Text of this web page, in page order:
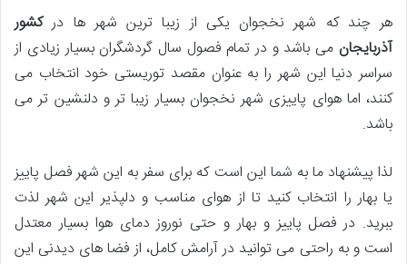
هر چند که شهر نخجوان یکی از زیبا ترین شهر ها درکشور
آذربایجان می باشد و در تمام فصول سال گردشگران بسیار زیادی از
سراسر دنیا این شهر را به عنوان مقصد توریستی خود انتخاب می
کنند، اما هوای پاییزی شهر نخجوان بسیار زیبا تر و دلنشین تر می
باشد.
لذا پیشنهاد ما به شما این است که برای سفر به این شهر فصل پاییز
یا بهار را انتخاب کنید تا از هوای مناسب و دلپذیر این شهر لذت
ببرید. در فصل پاییز و بهار و حتی نوروز دمای هوا بسیار معتدل
است و به راحتی می توانید در آرامش کامل، از فضا های دیدنی این